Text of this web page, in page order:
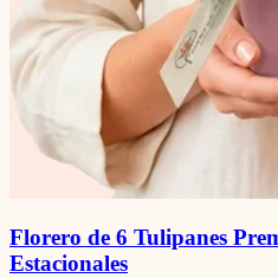
Florero de 6 Tulipanes
Estacionales